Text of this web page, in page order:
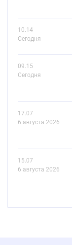
10.14
Сегодня
09.15
Сегодня
17.07
6 августа 2026
15.07
6 августа 2026